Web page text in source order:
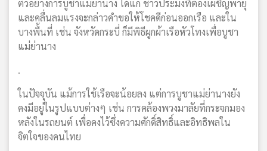
ตัวอย่างการบูชาแม่ย่านาง ได้แก่ ชาวประมงที่ต้องเผชิญพายุ
และคลื่นลมแรงจะกล่าวคำขอให้โชคดีก่อนออกเรือ และใน
บางพื้นที่ เช่น จังหวัดกระบี่ ก็มีพิธีผูกผ้าเรือหัวโทงเพื่อบูชา
แม่ย่านาง
.
ในปัจจุบัน แม้การใช้เรือจะน้อยลง แต่การบูชาแม่ย่านางยัง
คงมีอยู่ในรูปแบบต่างๆ เช่น การคล้องพวงมาลัยที่กระจกมอง
หลังในรถยนต์ เพื่อคงไว้ซึ่งความศักดิ์สิทธิ์และอิทธิพลใน
จิตใจของคนไทย